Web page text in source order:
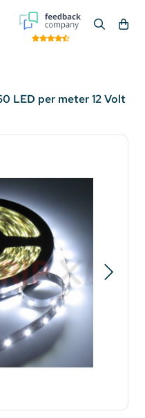
LED per meter 12 Volt